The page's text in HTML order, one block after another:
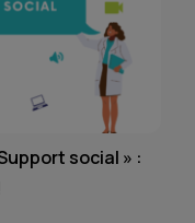
social » :